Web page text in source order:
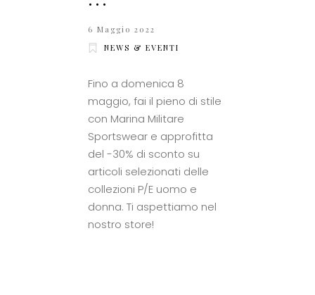
6 Maggio 2022
NEWS & EVENTI
Fino a domenica 8
maggio, fai il pieno di stile
con Marina Militare
Sportswear e approfitta
del -30% di sconto su
articoli selezionati delle
collezioni P/E uomo e
donna. Ti aspettiamo nel
nostro store!